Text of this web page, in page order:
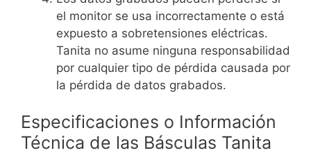
el monitor se usa incorrectamente o está
expuesto a sobretensiones eléctricas.
Tanita no asume ninguna responsabilidad
por cualquier tipo de pérdida causada por
la pérdida de datos grabados.
Especificaciones o Información
Técnica de las Básculas Tanita